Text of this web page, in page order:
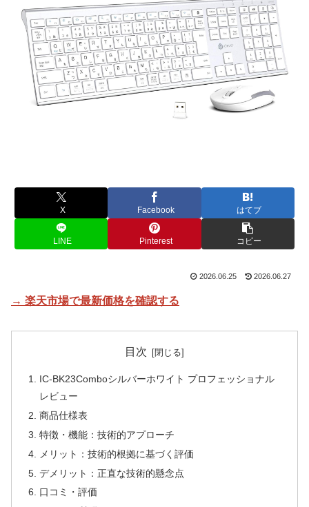
X Facebook はてブ
LINE Pinterest コピー
2026.06.25 2026.06.27
→ 楽天市場で最新価格を確認する
目次
IC-BK23Comboシルバーホワイト プロフェッショナル
レビュー
商品仕様表
特徴・機能：技術的アプローチ
メリット：技術的根拠に基づく評価
デメリット：正直な技術的懸念点
口コミ・評価